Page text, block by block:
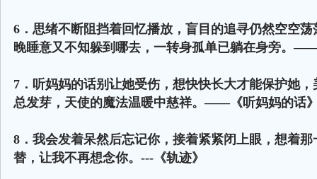
6．思绪不断阻挡着回忆播放，盲目的追寻仍然空空
晚睡意又不知躲到哪去，一转身孤单已躺在身旁。
7．听妈妈的话别让她受伤，想快快长大才能保护她
总发芽，天使的魔法温暖中慈祥。——《听妈妈的话
8．我会发着呆然后忘记你，接着紧紧闭上眼，想着那
替，让我不再想念你。---《轨迹》